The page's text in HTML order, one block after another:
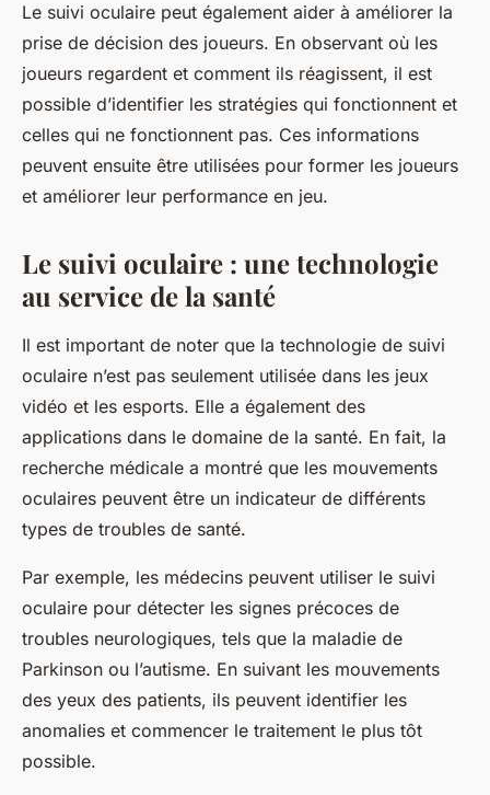
Le suivi oculaire peut également aider à améliorer la
prise de décision des joueurs. En observant où les
joueurs regardent et comment ils réagissent, il est
possible d’identifier les stratégies qui fonctionnent et
celles qui ne fonctionnent pas. Ces informations
peuvent ensuite être utilisées pour former les joueurs
et améliorer leur performance en jeu.
Le suivi oculaire : une technologie
au service de la santé
Il est important de noter que la technologie de suivi
oculaire n’est pas seulement utilisée dans les jeux
vidéo et les esports. Elle a également des
applications dans le domaine de la santé. En fait, la
recherche médicale a montré que les mouvements
oculaires peuvent être un indicateur de différents
types de troubles de santé.
Par exemple, les médecins peuvent utiliser le suivi
oculaire pour détecter les signes précoces de
troubles neurologiques, tels que la maladie de
Parkinson ou l’autisme. En suivant les mouvements
des yeux des patients, ils peuvent identifier les
anomalies et commencer le traitement le plus tôt
possible.